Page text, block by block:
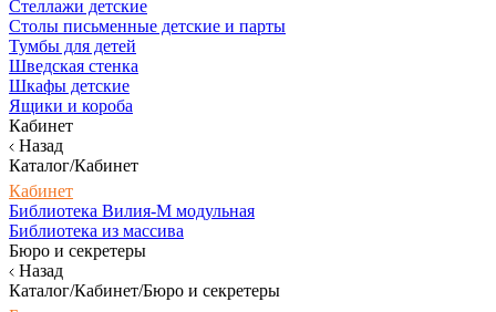
Стеллажи детские
Столы письменные детские и парты
Тумбы для детей
Шведская стенка
Шкафы детские
Ящики и короба
Кабинет
Назад
Каталог/Кабинет
Кабинет
Библиотека Вилия-М модульная
Библиотека из массива
Бюро и секретеры
Назад
Каталог/Кабинет/Бюро и секретеры